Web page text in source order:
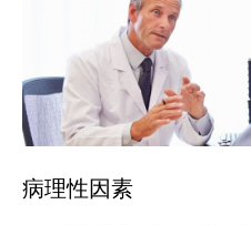
病理性因素